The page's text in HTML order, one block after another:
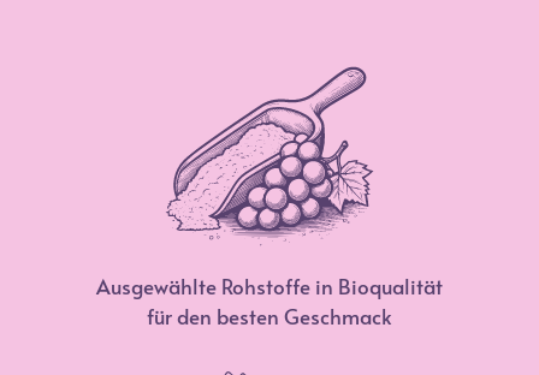
Ausgewählte Rohstoffe in Bioqualität
für den besten Geschmack